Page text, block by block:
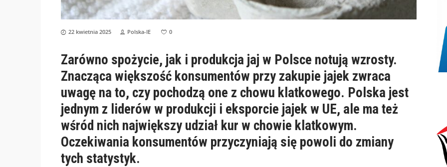
22 kwietnia 2025 Polska-IE 0
Zarówno spożycie, jak i produkcja jaj w Polsce notują wzrosty.
Znacząca większość konsumentów przy zakupie jajek zwraca
uwagę na to, czy pochodzą one z chowu klatkowego. Polska jest
jednym z liderów w produkcji i eksporcie jajek w UE, ale ma też
wśród nich największy udział kur w chowie klatkowym.
Oczekiwania konsumentów przyczyniają się powoli do zmiany
tych statystyk.